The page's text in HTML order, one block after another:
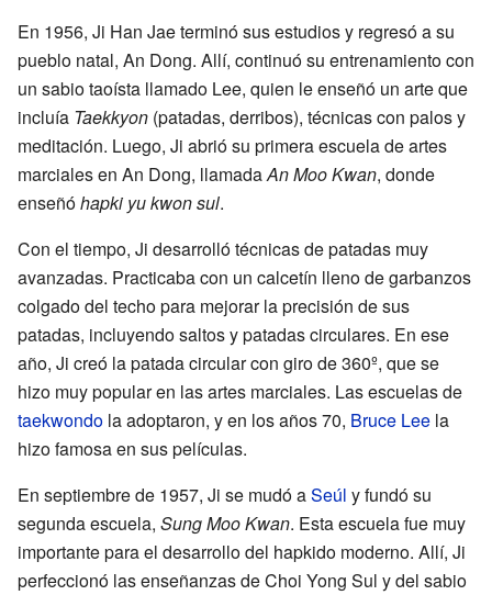
En 1956, Ji Han Jae terminó sus estudios y regresó a su
pueblo natal, An Dong. Allí, continuó su entrenamiento con
un sabio taoísta llamado Lee, quien le enseñó un arte que
incluía Taekkyon (patadas, derribos), técnicas con palos y
meditación. Luego, Ji abrió su primera escuela de artes
marciales en An Dong, llamadaAn Moo Kwan, donde
enseñóhapki yu kwon sul.
Con el tiempo, Ji desarrolló técnicas de patadas muy
avanzadas. Practicaba con un calcetín lleno de garbanzos
colgado del techo para mejorar la precisión de sus
patadas, incluyendo saltos y patadas circulares. En ese
año, Ji creó la patada circular con giro de 360º, que se
hizo muy popular en las artes marciales. Las escuelas de
taekwondo la adoptaron, y en los años 70, Bruce Lee la
hizo famosa en sus películas.
En septiembre de 1957, Ji se mudó aSeúl y fundó su
segunda escuela, Sung Moo Kwan. Esta escuela fue muy
importante para el desarrollo del hapkido moderno. Allí, Ji
perfeccionó las enseñanzas de Choi Yong Sul y del sabio